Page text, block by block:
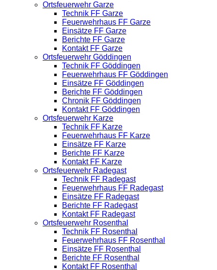
Ortsfeuerwehr Garze
Technik FF Garze
Feuerwehrhaus FF Garze
Einsätze FF Garze
Berichte FF Garze
Kontakt FF Garze
Ortsfeuerwehr Göddingen
Technik FF Göddingen
Feuerwehrhaus FF Göddingen
Einsätze FF Göddingen
Berichte FF Göddingen
Chronik FF Göddingen
Kontakt FF Göddingen
Ortsfeuerwehr Karze
Technik FF Karze
Feuerwehrhaus FF Karze
Einsätze FF Karze
Berichte FF Karze
Kontakt FF Karze
Ortsfeuerwehr Radegast
Technik FF Radegast
Feuerwehrhaus FF Radegast
Einsätze FF Radegast
Berichte FF Radegast
Kontakt FF Radegast
Ortsfeuerwehr Rosenthal
Technik FF Rosenthal
Feuerwehrhaus FF Rosenthal
Einsätze FF Rosenthal
Berichte FF Rosenthal
Kontakt FF Rosenthal